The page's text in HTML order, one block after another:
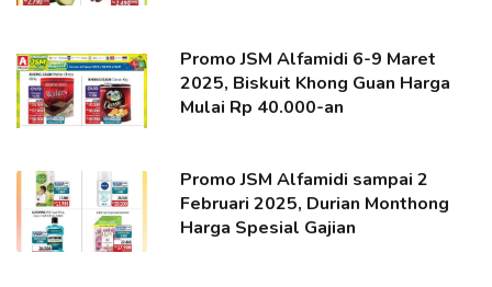
Promo JSM Alfamidi 6-9 Maret
2025, Biskuit Khong Guan Harga
Mulai Rp 40.000-an
Promo JSM Alfamidi sampai 2
Februari 2025, Durian Monthong
Harga Spesial Gajian